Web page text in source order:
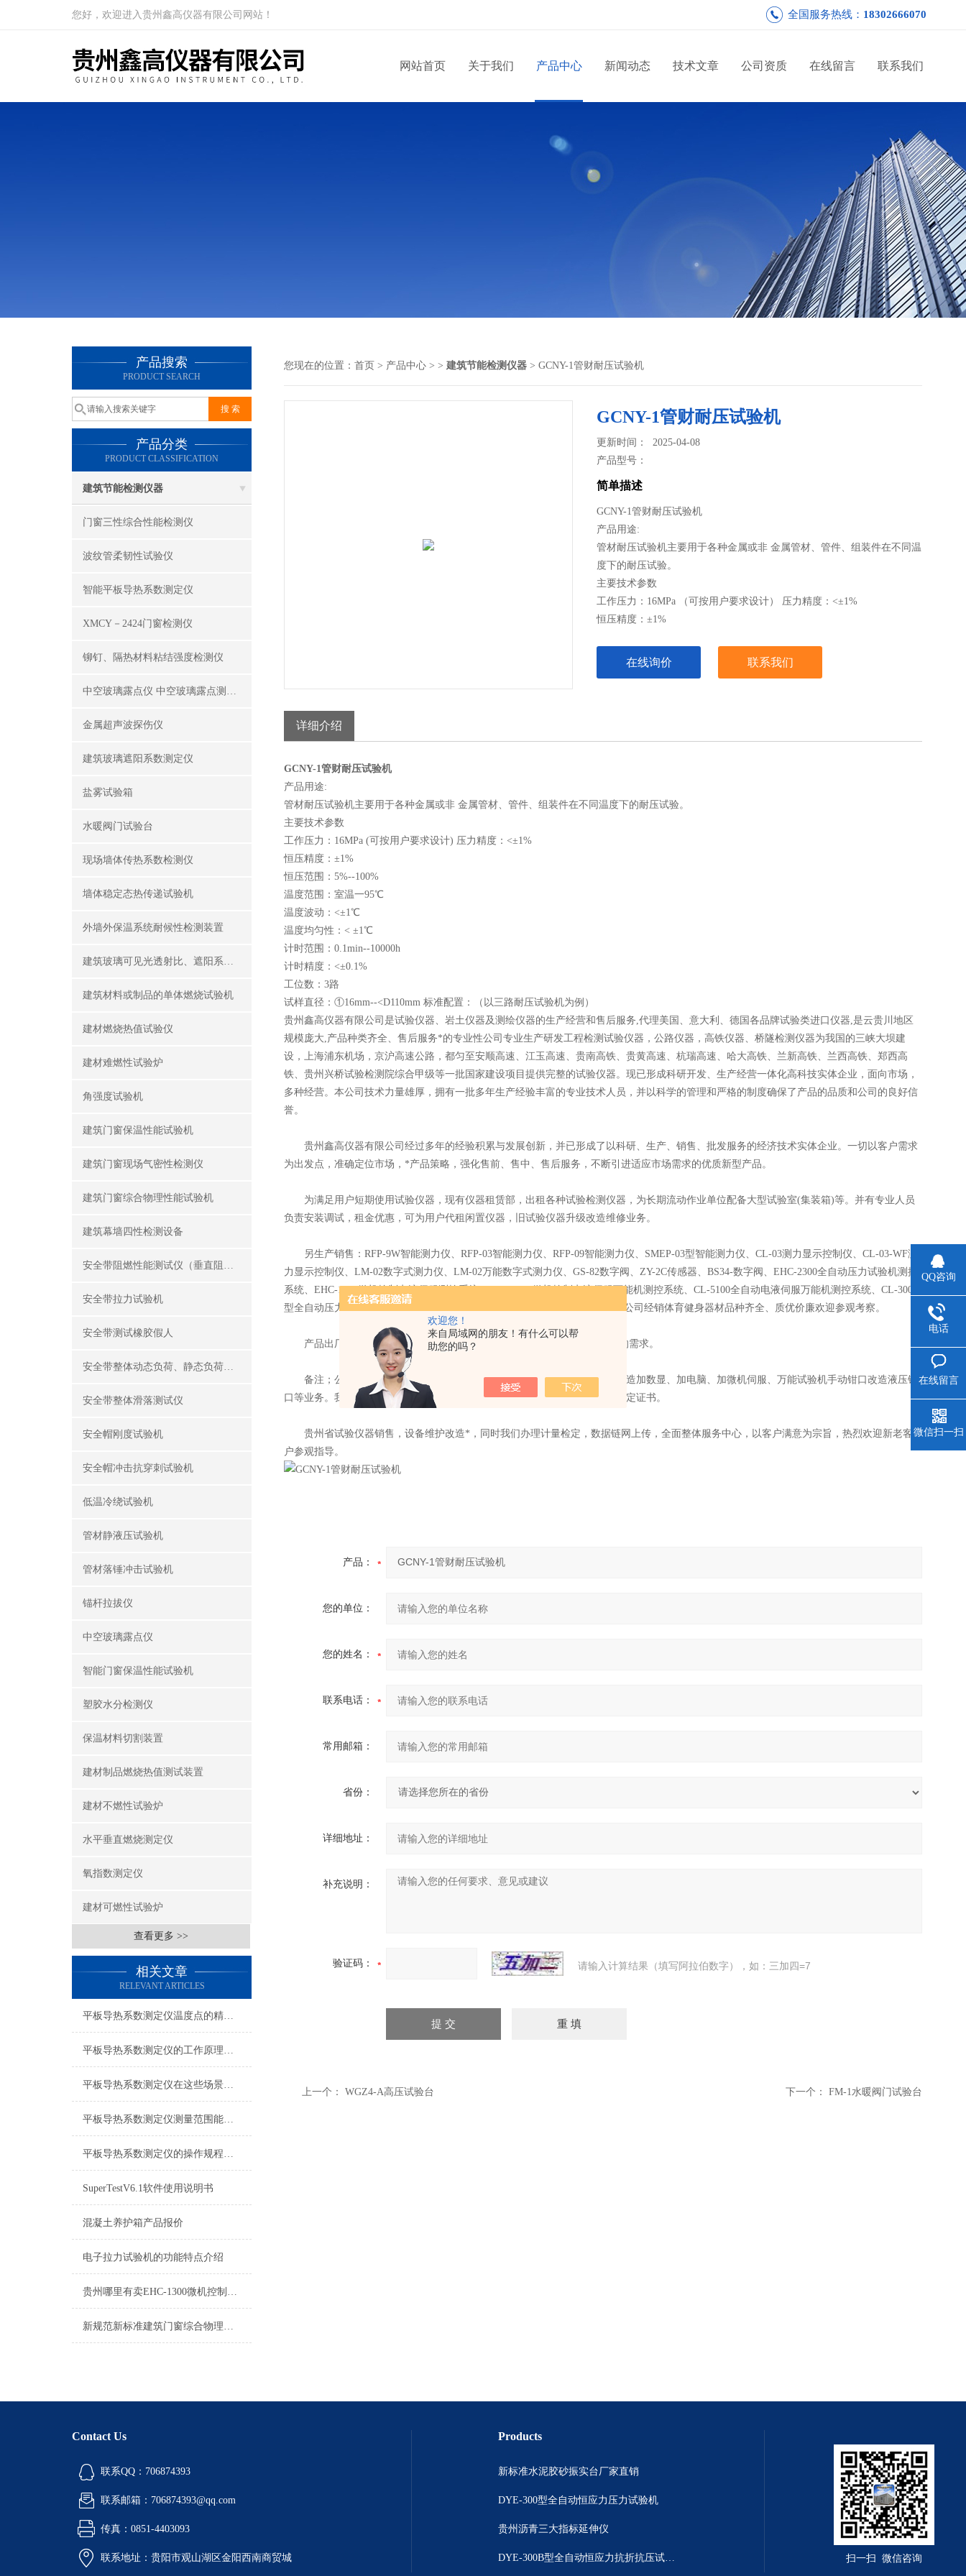
欢迎您！
来自局域网的朋友！有什么可以帮
助您的吗？
您好，欢迎进入贵州鑫高仪器有限公司网站！ 全国服务热线： 18302666070
网站首页 关于我们 产品中心 新闻动态 技术文章 公司资质 在线留言 联系我们
产品搜索
PRODUCT SEARCH
产品分类
PRODUCT CLASSIFICATION
建筑节能检测仪器
门窗三性综合性能检测仪
波纹管柔韧性试验仪
智能平板导热系数测定仪
XMCY－2424门窗检测仪
铆钉、隔热材料粘结强度检测仪
中空玻璃露点仪 中空玻璃露点测试仪器
金属超声波探伤仪
建筑玻璃遮阳系数测定仪
盐雾试验箱
水暖阀门试验台
现场墙体传热系数检测仪
墙体稳定态热传递试验机
外墙外保温系统耐候性检测装置
建筑玻璃可见光透射比、遮阳系数测定仪
建筑材料或制品的单体燃烧试验机
建材燃烧热值试验仪
建材难燃性试验炉
角强度试验机
建筑门窗保温性能试验机
建筑门窗现场气密性检测仪
建筑门窗综合物理性能试验机
建筑幕墙四性检测设备
安全带阻燃性能测试仪（垂直阻燃仪）
安全带拉力试验机
安全带测试橡胶假人
安全带整体动态负荷、静态负荷测试仪
安全带整体滑落测试仪
安全帽刚度试验机
安全帽冲击抗穿刺试验机
低温冷绕试验机
管材静液压试验机
管材落锤冲击试验机
锚杆拉拔仪
中空玻璃露点仪
智能门窗保温性能试验机
塑胶水分检测仪
保温材料切割装置
建材制品燃烧热值测试装置
建材不燃性试验炉
水平垂直燃烧测定仪
氧指数测定仪
建材可燃性试验炉
查看更多 >>
相关文章
RELEVANT ARTICLES
平板导热系数测定仪温度点的精确设定与影响分析
平板导热系数测定仪的工作原理与应用
平板导热系数测定仪在这些场景发挥了重要作用
平板导热系数测定仪测量范围能有多广？
平板导热系数测定仪的操作规程是怎样的？
SuperTestV6.1软件使用说明书
混凝土养护箱产品报价
电子拉力试验机的功能特点介绍
贵州哪里有卖EHC-1300微机控制电液伺服测控系统
新规范新标准建筑门窗综合物理性能试验机工作原理
您现在的位置： 首页 > 产品中心 > > 建筑节能检测仪器 > GCNY-1管财耐压试验机
GCNY-1管财耐压试验机
更新时间： 2025-04-08
产品型号：
简单描述
GCNY-1管财耐压试验机
产品用途:
管材耐压试验机主要用于各种金属或非 金属管材、管件、组装件在不同温
度下的耐压试验。
主要技术参数
工作压力：16MPa （可按用户要求设计） 压力精度：<±1%
恒压精度：±1%
温度范围：室温一95℃
工位数：3路
在线询价 联系我们
详细介绍
GCNY-1管财耐压试验机
产品用途:
管材耐压试验机主要用于各种金属或非 金属管材、管件、组装件在不同温度下的耐压试验。
主要技术参数
工作压力：16MPa (可按用户要求设计) 压力精度：<±1%
恒压精度：±1%
恒压范围：5%--100%
温度范围：室温一95℃
温度波动：<±1℃
温度均匀性：< ±1℃
计时范围：0.1min--10000h
计时精度：<±0.1%
工位数：3路
试样直径：①16mm--<D110mm 标准配置：（以三路耐压试验机为例）
贵州鑫高仪器有限公司是试验仪器、岩土仪器及测绘仪器的生产经营和售后服务,代理美国、意大利、德国各品牌试验类进口仪器,是云贵川地区
规模庞大,产品种类齐全、售后服务*的专业性公司专业生产研发工程检测试验仪器，公路仪器，高铁仪器、桥隧检测仪器为我国的三峡大坝建
设，上海浦东机场，京沪高速公路，都匀至安顺高速、江玉高速、贵南高铁、贵黄高速、杭瑞高速、哈大高铁、兰新高铁、兰西高铁、郑西高
铁、贵州兴桥试验检测院综合甲级等一批国家建设项目提供完整的试验仪器。现已形成科研开发、生产经营一体化高科技实体企业，面向市场，
多种经营。本公司技术力量雄厚，拥有一批多年生产经验丰富的专业技术人员，并以科学的管理和严格的制度确保了产品的品质和公司的良好信
誉。
贵州鑫高仪器有限公司经过多年的经验积累与发展创新，并已形成了以科研、生产、销售、批发服务的经济技术实体企业。一切以客户需求
为出发点，准确定位市场，*产品策略，强化售前、售中、售后服务，不断引进适应市场需求的优质新型产品。
为满足用户短期使用试验仪器，现有仪器租赁部，出租各种试验检测仪器，为长期流动作业单位配备大型试验室(集装箱)等。并有专业人员
负责安装调试，租金优惠，可为用户代租闲置仪器，旧试验仪器升级改造维修业务。
另生产销售：RFP-9W智能测力仪、RFP-03智能测力仪、RFP-09智能测力仪、SMEP-03型智能测力仪、CL-03测力显示控制仪、CL-03-WF测
力显示控制仪、LM-02数字式测力仪、LM-02万能数字式测力仪、GS-82数字阀、ZY-2C传感器、BS34-数字阀、EHC-2300全自动压力试验机测控
系统、EHC-1300微机控制电液伺服测控系统、EHC-3100微机控制电液伺服万能机测控系统、CL-5100全自动电液伺服万能机测控系统、CL-300
型全自动压力试验机测控系统、EHDC-N型恒加载压力试验机控制系统等。我公司经销体育健身器材品种齐全、质优价廉欢迎参观考察。
产品出厂质检严格，*！ 专业技术与客服团队24小时在线，*时间响应您的需求。
备注；公司可对现有压力试验机、万能材料试验机试验机可维修、表盘改造加数显、加电脑、加微机伺服、万能试验机手动钳口改造液压钳
口等业务。我公司可以根据具体用户的要求，提供贵州省计量科学研究院的检定证书。
贵州省试验仪器销售，设备维护改造*，同时我们办理计量检定，数据链网上传，全面整体服务中心，以客户满意为宗旨，热烈欢迎新老客
户参观指导。
产品：
您的单位：
您的姓名：
联系电话：
常用邮箱：
省份：
详细地址：
补充说明：
验证码： 请输入计算结果（填写阿拉伯数字），如：三加四=7
上一个： WGZ4-A高压试验台 下一个： FM-1水暖阀门试验台
Contact Us
联系QQ：706874393
联系邮箱：706874393@qq.com
传真：0851-4403093
联系地址：贵阳市观山湖区金阳西南商贸城
Products
新标准水泥胶砂振实台厂家直销
DYE-300型全自动恒应力压力试验机
贵州沥青三大指标延伸仪
DYE-300B型全自动恒应力抗折抗压试验机 扫一扫 微信咨询
QQ咨询
电话
在线留言
微信扫一扫